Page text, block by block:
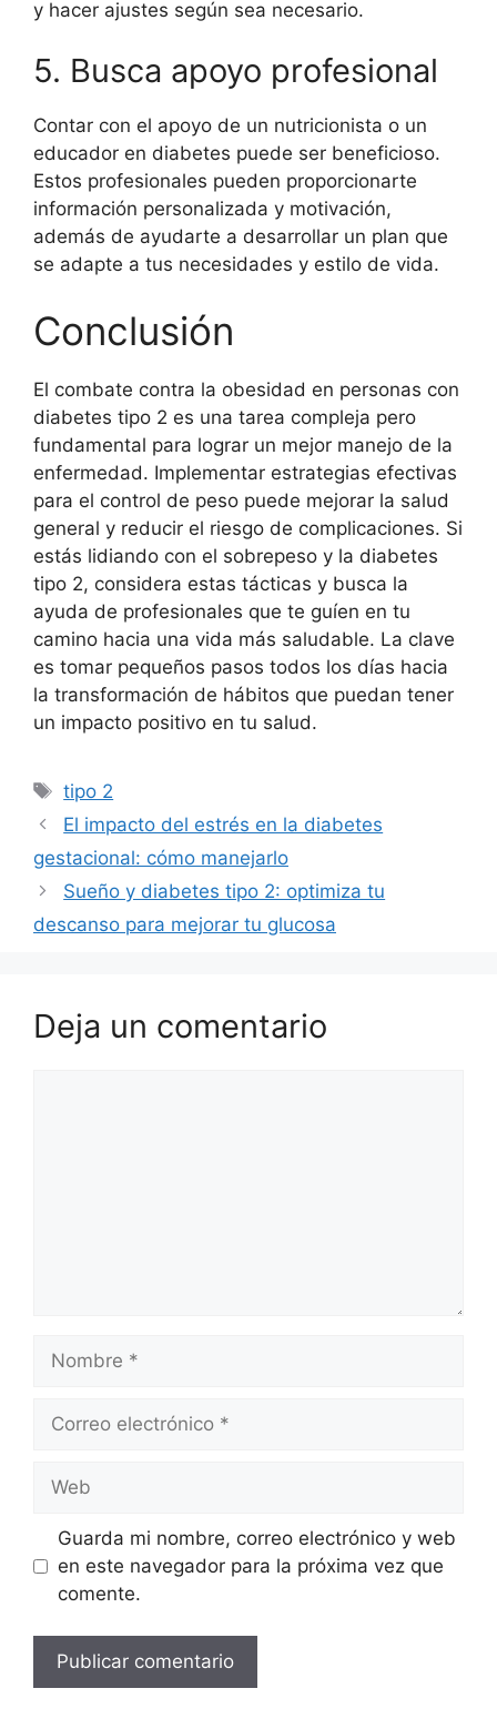
y hacer ajustes según sea necesario.
5. Busca apoyo profesional
Contar con el apoyo de un nutricionista o un
educador en diabetes puede ser beneficioso.
Estos profesionales pueden proporcionarte
información personalizada y motivación,
además de ayudarte a desarrollar un plan que
se adapte a tus necesidades y estilo de vida.
Conclusión
El combate contra la obesidad en personas con
diabetes tipo 2 es una tarea compleja pero
fundamental para lograr un mejor manejo de la
enfermedad. Implementar estrategias efectivas
para el control de peso puede mejorar la salud
general y reducir el riesgo de complicaciones. Si
estás lidiando con el sobrepeso y la diabetes
tipo 2, considera estas tácticas y busca la
ayuda de profesionales que te guíen en tu
camino hacia una vida más saludable. La clave
es tomar pequeños pasos todos los días hacia
la transformación de hábitos que puedan tener
un impacto positivo en tu salud.
Etiquetas
tipo 2
El impacto del estrés en la diabetes
gestacional: cómo manejarlo
Sueño y diabetes tipo 2: optimiza tu
descanso para mejorar tu glucosa
Deja un comentario
electrónico
Guarda mi nombre, correo electrónico y web
en este navegador para la próxima vez que
comente.